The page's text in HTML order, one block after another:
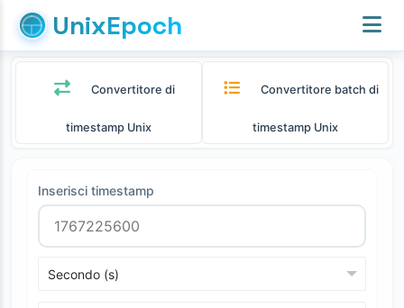
UnixEpoch
Convertitore di
timestamp Unix
Convertitore batch di
timestamp Unix
Inserisci timestamp